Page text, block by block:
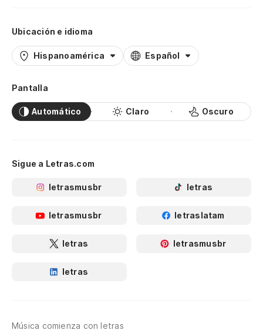
Ubicación e idioma
Hispanoamérica Español
Pantalla
Automático Claro Oscuro
Sigue a Letras.com
letrasmusbr letras
letrasmusbr letraslatam
letras letrasmusbr
letras
Música comienza con letras